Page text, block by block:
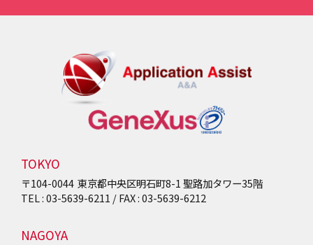
TOKYO
〒104-0044 東京都中央区明石町8-1 聖路加タワー35階
TEL : 03-5639-6211 / FAX : 03-5639-6212
NAGOYA